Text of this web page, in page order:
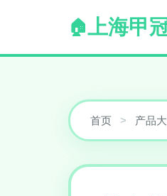
上海甲
首页 > 产品